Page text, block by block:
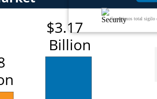
Garantimos total sigilo